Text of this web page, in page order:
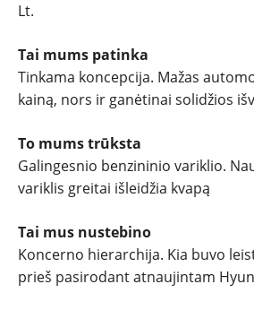
Lt.
Tai mums patinka
Tinkama koncepcija. Mažas
kainą, nors ir ganėtinai solidžios
To mums trūksta
Galingesnio benzininio variklio.
variklis greitai išleidžia kvapą
Tai mus nustebino
Koncerno hierarchija. Kia buvo
prieš pasirodant atnaujintam